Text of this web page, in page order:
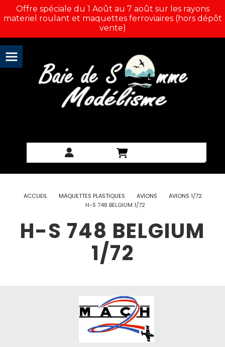
Offre spéciale du 1 Août au 7 août sur les rayons
materiel roulant et maquettes ferroviaires (hors dépôt
vente)
ACCUEIL MAQUETTES PLASTIQUES AVIONS
AVIONS 1/72
H-S 748 BELGIUM 1/72
H-S 748 BELGIUM
1/72
Panneau de gestion des cookies